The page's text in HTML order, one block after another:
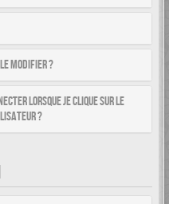
modifier ?
lorsque je clique sur le
?